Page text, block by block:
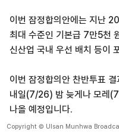
이번 잠정합의안에는 지난
최대 수준인 기본급 7만5천
신산업 국내 우선 배치 등이
이번 잠정합의안 찬반투표 결
내일(7/26) 밤 늦게나 모레
나올 예정입니다.
Copyright © Ulsan Munhwa